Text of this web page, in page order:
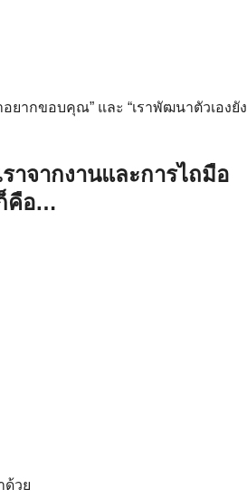
ยากขอบคุณ” และ “เราพัฒนาตัวเองยัง
าจากงานและการไถมือ
คือ…
ด้วย